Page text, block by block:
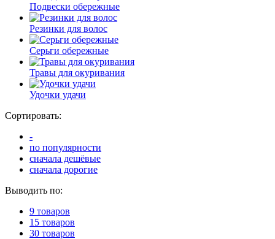
Подвески обережные
Резинки для волос
Серьги обережные
Травы для окуривания
Удочки удачи
Сортировать:
-
по популярности
сначала дешёвые
сначала дорогие
Выводить по:
9 товаров
15 товаров
30 товаров